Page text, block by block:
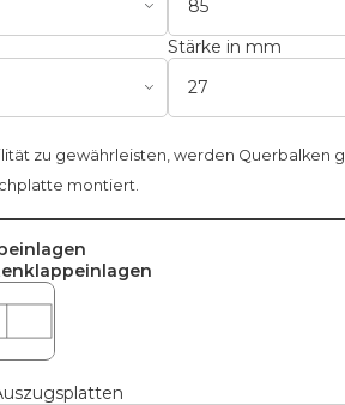
Stärke in mm
zu gewährleisten, werden Querbalken
montiert.